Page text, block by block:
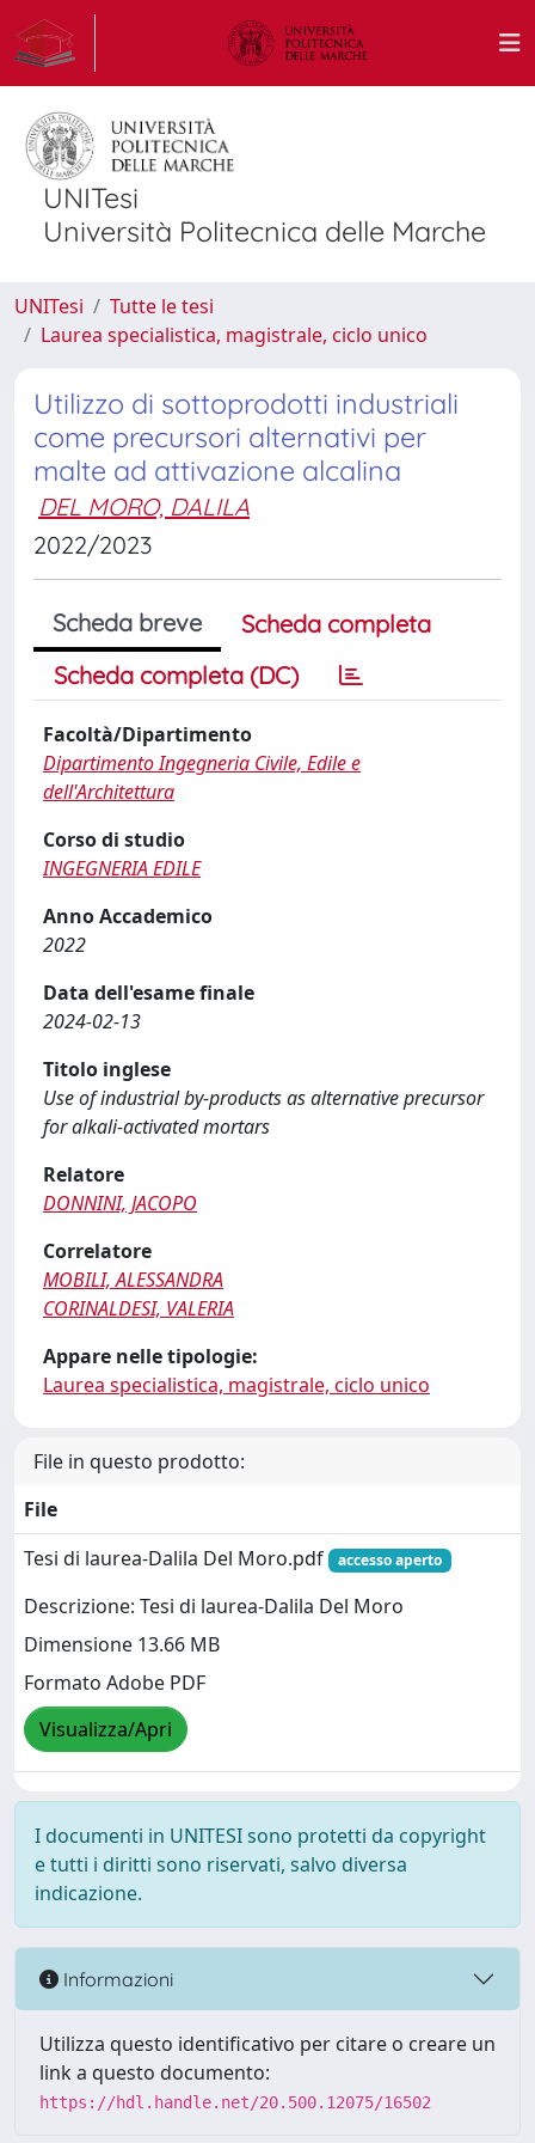
UNITesi
Università Politecnica delle Marche
UNITesi
Tutte le tesi
Laurea specialistica, magistrale, ciclo unico
Utilizzo di sottoprodotti industriali
come precursori alternativi per
malte ad attivazione alcalina
DEL MORO, DALILA
2022/2023
Scheda breve
Scheda completa
Scheda completa (DC)
Facoltà/Dipartimento
Dipartimento Ingegneria Civile, Edile e
dell'Architettura
Corso di studio
INGEGNERIA EDILE
Anno Accademico
2022
Data dell'esame finale
2024-02-13
Titolo inglese
Use of industrial by-products as alternative precursor
for alkali-activated mortars
Relatore
DONNINI, JACOPO
Correlatore
MOBILI, ALESSANDRA
CORINALDESI, VALERIA
Appare nelle tipologie:
Laurea specialistica, magistrale, ciclo unico
File in questo prodotto:
File
Tesi di laurea-Dalila Del Moro.pdf
accesso aperto
Descrizione: Tesi di laurea-Dalila Del Moro
Dimensione 13.66 MB
Formato Adobe PDF
Visualizza/Apri
I documenti in UNITESI sono protetti da copyright
e tutti i diritti sono riservati, salvo diversa
indicazione.
Informazioni
Utilizza questo identificativo per citare o creare un
link a questo documento:
https://hdl.handle.net/20.500.12075/16502